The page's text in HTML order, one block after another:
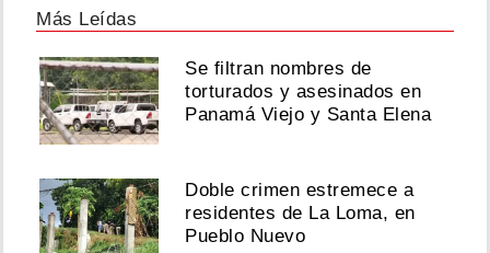
Más Leídas
Se filtran nombres de
torturados y asesinados en
Panamá Viejo y Santa Elena
Doble crimen estremece a
residentes de La Loma, en
Pueblo Nuevo